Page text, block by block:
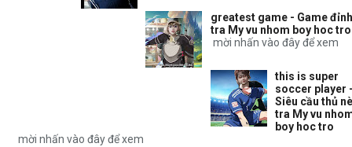
greatest game - Game
tra My vu nhom boy hoc tro
mời nhấn vào đây để xem
this is super
soccer player
Siêu cầu thủ
tra My vu
boy hoc tro
mời nhấn vào đây để xem